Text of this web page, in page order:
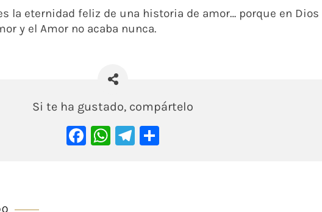
la eternidad feliz de una historia de amor… porque en Dios
y el Amor no acaba nunca.
Si te ha gustado, compártelo
Facebook
WhatsApp
Telegram